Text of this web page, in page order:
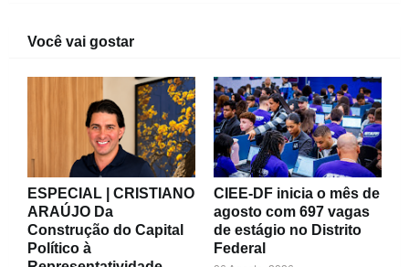
Você vai gostar
ESPECIAL | CRISTIANO
ARAÚJO Da
Construção do Capital
Político à
CIEE-DF inicia o mês de
agosto com 697 vagas
de estágio no Distrito
Federal